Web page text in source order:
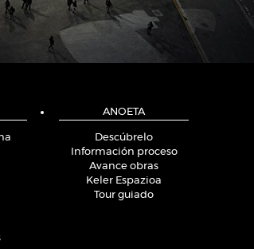
ANOETA
Descúbrelo
Información proceso
Avance obras
Keler Espazioa
Tour guiado